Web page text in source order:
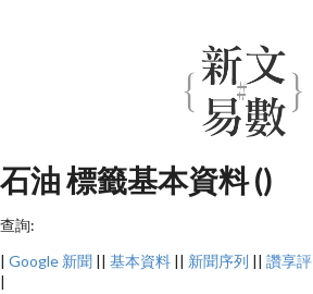
石油 標籤基本資料 ()
查詢:
| Google 新聞 || 基本資料 || 新聞序列 || 讚享評
|